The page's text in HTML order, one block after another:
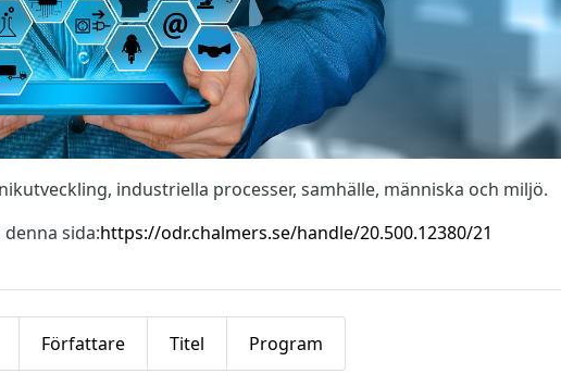
industriella processer, samhälle, människa och miljö.
sida:https://odr.chalmers.se/handle/20.500.12380/21
Författare Titel Program